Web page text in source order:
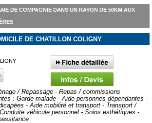
DE COMPAGNIE DANS UN RAYON DE 50KM AUX
DE CHATILLON COLIGNY
/ Repassage - Repas / commissions
: Garde-malade - Aide personnes dépendantes -
- Aide mobilité et transport - Transport /
véhicule personnel - Soins esthétiques -